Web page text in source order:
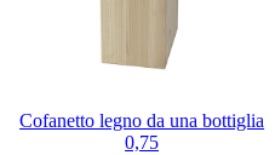
Cofanetto legno da una bottiglia
0,75